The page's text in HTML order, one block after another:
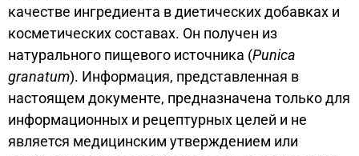
качестве ингредиента в диетических добавках и
косметических составах. Он получен из
натурального пищевого источника (Punica
granatum). Информация, представленная в
настоящем документе, предназначена только для
информационных и рецептурных целей и не
является медицинским утверждением или